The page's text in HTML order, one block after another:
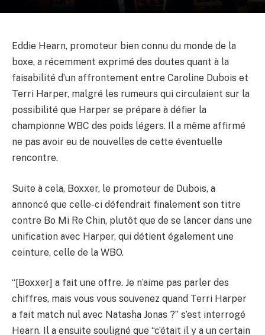
Eddie Hearn, promoteur bien connu du monde de la
boxe, a récemment exprimé des doutes quant à la
faisabilité d’un affrontement entre Caroline Dubois et
Terri Harper, malgré les rumeurs qui circulaient sur la
possibilité que Harper se prépare à défier la
championne WBC des poids légers. Il a même affirmé
ne pas avoir eu de nouvelles de cette éventuelle
rencontre.
Suite à cela, Boxxer, le promoteur de Dubois, a
annoncé que celle-ci défendrait finalement son titre
contre Bo Mi Re Chin, plutôt que de se lancer dans une
unification avec Harper, qui détient également une
ceinture, celle de la WBO.
“[Boxxer] a fait une offre. Je n’aime pas parler des
chiffres, mais vous vous souvenez quand Terri Harper
a fait match nul avec Natasha Jonas ?” s’est interrogé
Hearn. Il a ensuite souligné que “c’était il y a un certain